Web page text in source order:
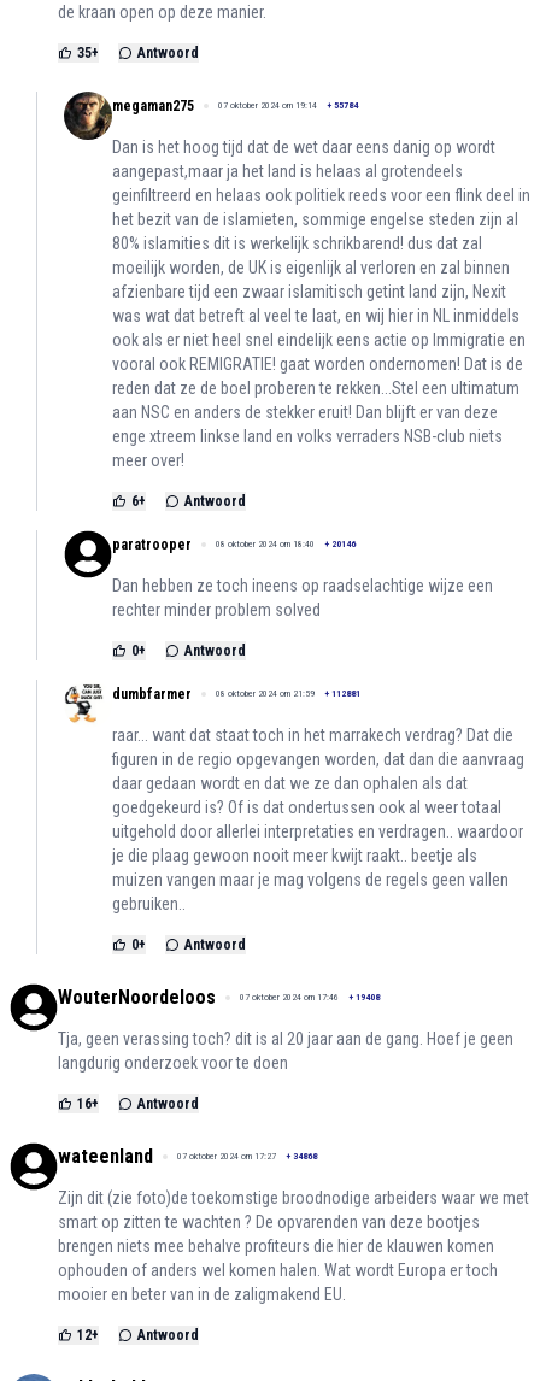
de kraan open op deze manier.
35+ Antwoord
megaman275 07 oktober 2024 om 19:14 + 55784
Dan is het hoog tijd dat de wet daar eens danig op wordt
aangepast,maar ja het land is helaas al grotendeels
geinfiltreerd en helaas ook politiek reeds voor een flink deel in
het bezit van de islamieten, sommige engelse steden zijn al
80% islamities dit is werkelijk schrikbarend! dus dat zal
moeilijk worden, de UK is eigenlijk al verloren en zal binnen
afzienbare tijd een zwaar islamitisch getint land zijn, Nexit
was wat dat betreft al veel te laat, en wij hier in NL inmiddels
ook als er niet heel snel eindelijk eens actie op Immigratie en
vooral ook REMIGRATIE! gaat worden ondernomen! Dat is de
reden dat ze de boel proberen te rekken...Stel een ultimatum
aan NSC en anders de stekker eruit! Dan blijft er van deze
enge xtreem linkse land en volks verraders NSB-club niets
meer over!
6+ Antwoord
paratrooper 08 oktober 2024 om 18:40 + 20146
Dan hebben ze toch ineens op raadselachtige wijze een
rechter minder problem solved
0+ Antwoord
dumbfarmer 08 oktober 2024 om 21:59 + 112881
raar... want dat staat toch in het marrakech verdrag? Dat die
figuren in de regio opgevangen worden, dat dan die aanvraag
daar gedaan wordt en dat we ze dan ophalen als dat
goedgekeurd is? Of is dat ondertussen ook al weer totaal
uitgehold door allerlei interpretaties en verdragen.. waardoor
je die plaag gewoon nooit meer kwijt raakt.. beetje als
muizen vangen maar je mag volgens de regels geen vallen
gebruiken..
0+ Antwoord
WouterNoordeloos 07 oktober 2024 om 17:46 + 19408
Tja, geen verassing toch? dit is al 20 jaar aan de gang. Hoef je geen
langdurig onderzoek voor te doen
16+ Antwoord
wateenland 07 oktober 2024 om 17:27 + 34868
Zijn dit (zie foto)de toekomstige broodnodige arbeiders waar we met
smart op zitten te wachten ? De opvarenden van deze bootjes
brengen niets mee behalve profiteurs die hier de klauwen komen
ophouden of anders wel komen halen. Wat wordt Europa er toch
mooier en beter van in de zaligmakend EU.
12+ Antwoord